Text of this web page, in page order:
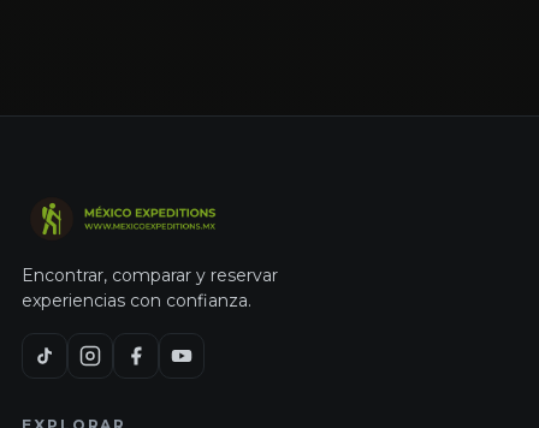
Encontrar, comparar y reservar
experiencias con confianza.